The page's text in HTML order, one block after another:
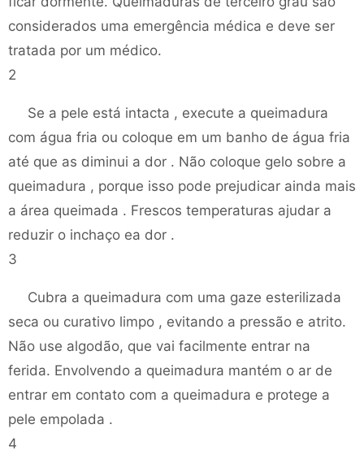
considerados uma emergência médica e deve ser
tratada por um médico.
2
Se a pele está intacta , execute a queimadura
com água fria ou coloque em um banho de água fria
até que as diminui a dor . Não coloque gelo sobre a
queimadura , porque isso pode prejudicar ainda mais
a área queimada . Frescos temperaturas ajudar a
reduzir o inchaço ea dor .
3
Cubra a queimadura com uma gaze esterilizada
seca ou curativo limpo , evitando a pressão e atrito.
Não use algodão, que vai facilmente entrar na
ferida. Envolvendo a queimadura mantém o ar de
entrar em contato com a queimadura e protege a
pele empolada .
4